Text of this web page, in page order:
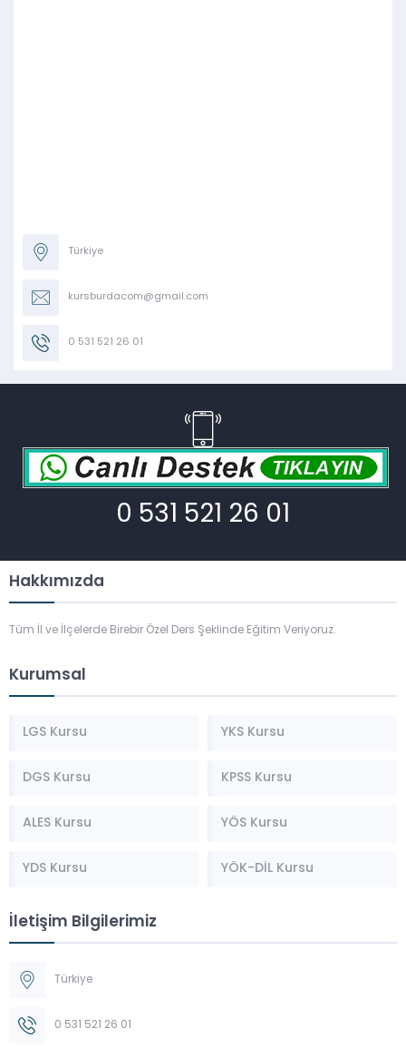
Türkiye
kursburdacom@gmail.com
0 531 521 26 01
0 531 521 26 01
Hakkımızda
Tüm İl ve İlçelerde Birebir Özel Ders Şeklinde Eğitim Veriyoruz.
Kurumsal
LGS Kursu YKS Kursu
DGS Kursu KPSS Kursu
ALES Kursu YÖS Kursu
YDS Kursu YÖK-DİL Kursu
İletişim Bilgilerimiz
Türkiye
0 531 521 26 01